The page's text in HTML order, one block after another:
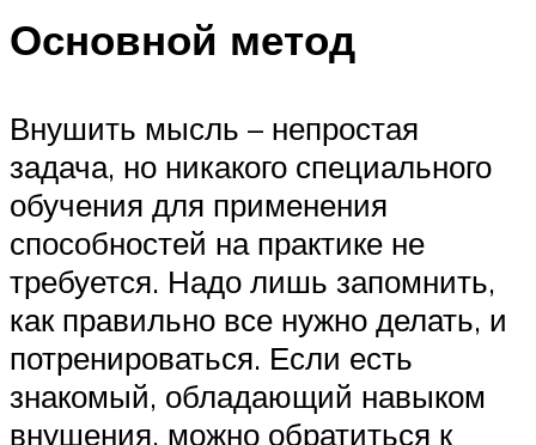
Основной метод
Внушить мысль – непростая
задача, но никакого специального
обучения для применения
способностей на практике не
требуется. Надо лишь запомнить,
как правильно все нужно делать, и
потренироваться. Если есть
знакомый, обладающий навыком
внушения, можно обратиться к